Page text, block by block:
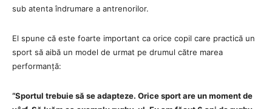
sub atenta îndrumare a antrenorilor.
El spune că este foarte important ca orice copil care practică un
sport să aibă un model de urmat pe drumul către marea
performanță:
“Sportul trebuie să se adapteze. Orice sport are un moment de